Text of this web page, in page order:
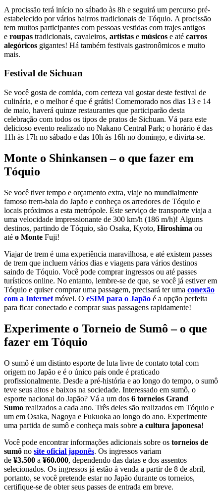
A procissão terá início no sábado às 8h e seguirá um percurso pré-
estabelecido por vários bairros tradicionais de Tóquio. A procissão
tem muitos participantes com pessoas vestidas com trajes antigos
e roupas tradicionais, cavaleiros, artistas e músicos e até carros
alegóricos gigantes! Há também festivais gastronômicos e muito
mais.
Festival de Sichuan
Se você gosta de comida, com certeza vai gostar deste festival de
culinária, e o melhor é que é grátis! Comemorado nos dias 13 e 14
de maio, haverá quinze restaurantes que participarão desta
celebração com todos os tipos de pratos de Sichuan. Vá para este
delicioso evento realizado no Nakano Central Park; o horário é das
11h às 17h no sábado e das 10h às 16h no domingo, e divirta-se.
Monte o Shinkansen – o que fazer em
Tóquio
Se você tiver tempo e orçamento extra, viaje no mundialmente
famoso trem-bala do Japão e conheça os arredores de Tóquio e
locais próximos a esta metrópole. Este serviço de transporte viaja a
uma velocidade impressionante de 300 km/h (186 m/h)! Alguns
destinos, partindo de Tóquio, são Osaka, Kyoto, Hiroshima ou
até o Monte Fuji!
Viajar de trem é uma experiência maravilhosa, e até existem passes
de trem que incluem vários dias e viagens para vários destinos
saindo de Tóquio. Você pode comprar ingressos ou até passes
turísticos online. No entanto, lembre-se de que, se você já estiver em
Tóquio e quiser comprar uma passagem, precisará ter uma conexão
com a Internet móvel. O eSIM para o Japão é a opção perfeita
para ficar conectado e comprar suas passagens rapidamente!
Experimente o Torneio de Sumô – o que
fazer em Tóquio
O sumô é um distinto esporte de luta livre de contato total com
origem no Japão e é o único país onde é praticado
profissionalmente. Desde a pré-história e ao longo do tempo, o sumô
teve seus altos e baixos na sociedade. Interessado em sumô, o
esporte nacional do Japão? Vá a um dos 6 torneios Grand
Sumo realizados a cada ano. Três deles são realizados em Tóquio e
um em Osaka, Nagoya e Fukuoka ao longo do ano. Experimente
uma partida de sumô e conheça mais sobre a cultura japonesa!
Você pode encontrar informações adicionais sobre os torneios de
sumô no site oficial japonês. Os ingressos variam
de ¥3.500 a ¥60.000, dependendo das datas e dos assentos
selecionados. Os ingressos já estão à venda a partir de 8 de abril,
portanto, se você pretende estar no Japão durante os torneios,
certifique-se de obter seus passes de entrada em breve.